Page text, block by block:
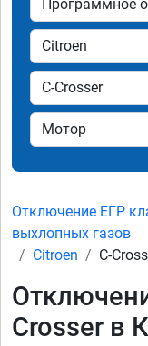
Отключение ЕГР
выхлопных газов
Citroen
C-
Crosser в